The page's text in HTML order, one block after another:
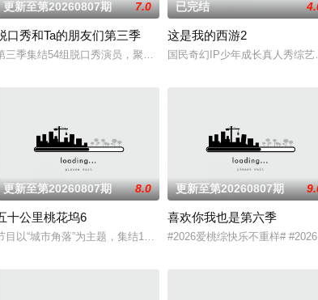
术，更要玩灵魂共振！最顶的舞台+最真的故事，让每个b
真人秀 ，由何浩楠、黄渤、吕严、马頔等人为嘉宾。
更新至第20260807期 7.0
口秀和Ta的朋友们第三季
三季集结54组脱口秀演员，聚集资深老人和新锐潜力新人，阵容多
已完结
这是我的西游2
国民奇幻IP少年成长真人秀综
变！将“见天地之广阔，解民生之多艰”的信念撒向更远的远方，
,张雅琪,林述巍,戴军,瞿颖,汪涵,尹浩宇,袁一琦
更新至第20260807期 8.0
十公里桃花坞6
目以“城市角落”为主题，集结15位多元坞民通过21天的共同生活与
更新至第20260807期
喜欢你我也是第六季
#2026爱桃综快乐不重样#